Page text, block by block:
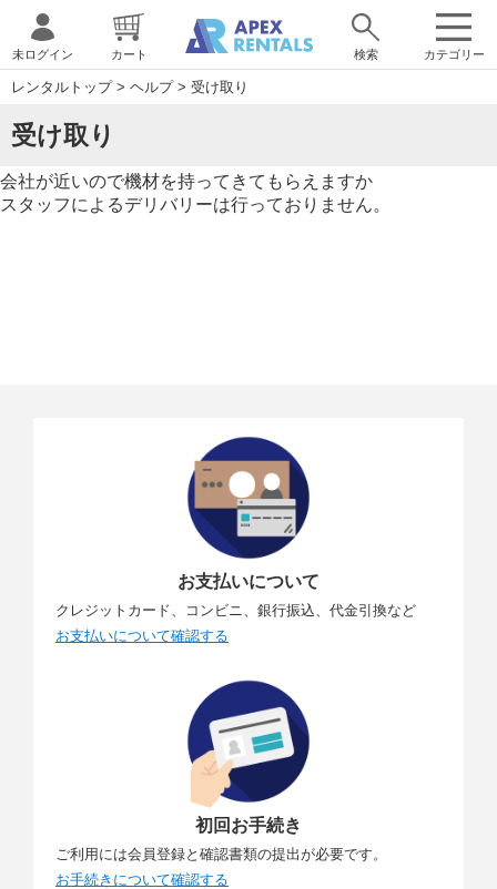
カテゴリー
未ログイン カート 検索
レンタルトップ> ヘルプ> 受け取り
受け取り
会社が近いので機材を持ってきてもらえますか
スタッフによるデリバリーは行っておりません。
お支払いについて
クレジットカード、コンビニ、銀行振込、代金引換など
お支払いについて確認する
初回お手続き
ご利用には会員登録と確認書類の提出が必要です。
お手続きについて確認する